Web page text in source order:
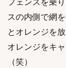
スの内側で網
とオレンジを
オレンジをキ
（笑）